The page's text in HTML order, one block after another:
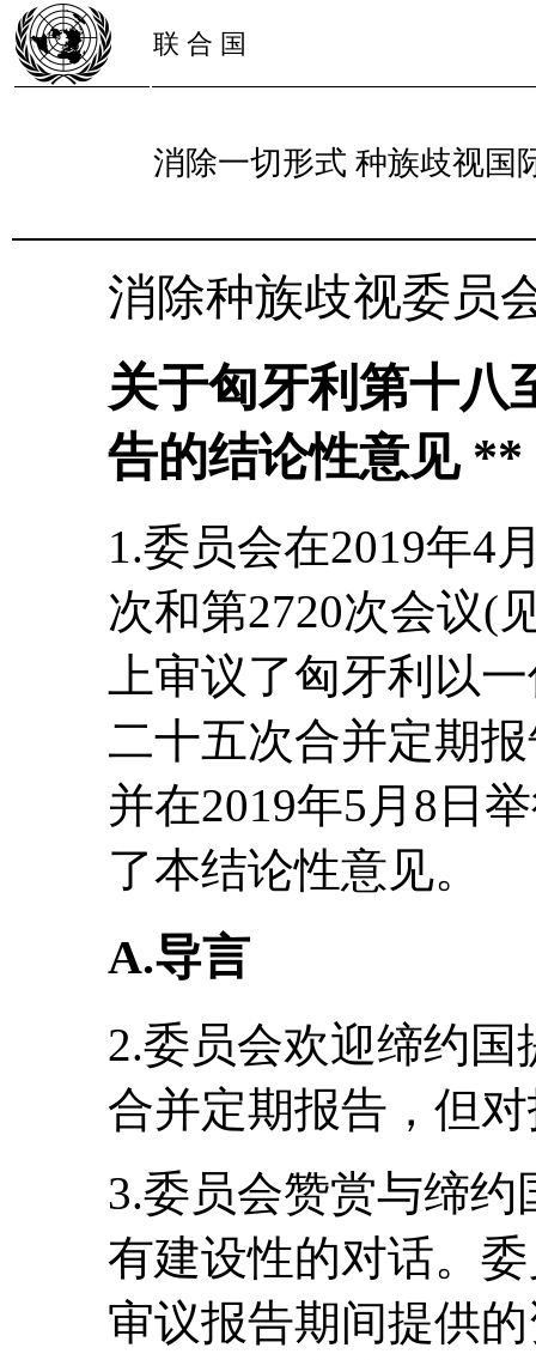
联 合 国
消除一切形式 种族歧视国
消除种族歧视委员
关于匈牙利第十八
告的结论性意见 **
1.委员会在2019年4
次和第2720次会议(
上审议了匈牙利以
二十五次合并定期
并在2019年5月8日
了本结论性意见。
A.导言
2.委员会欢迎缔约
合并定期报告，但
3.委员会赞赏与缔
有建设性的对话。
审议报告期间提供